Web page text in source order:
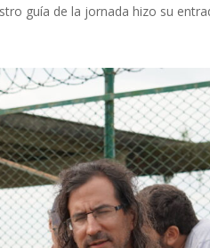
guía de la jornada hizo su